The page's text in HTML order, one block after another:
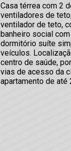
Casa térrea com 2
ventiladores de
ventilador de teto,
banheiro social
dormitório suíte
veículos.
centro de saúde,
vias de acesso da
apartamento de até